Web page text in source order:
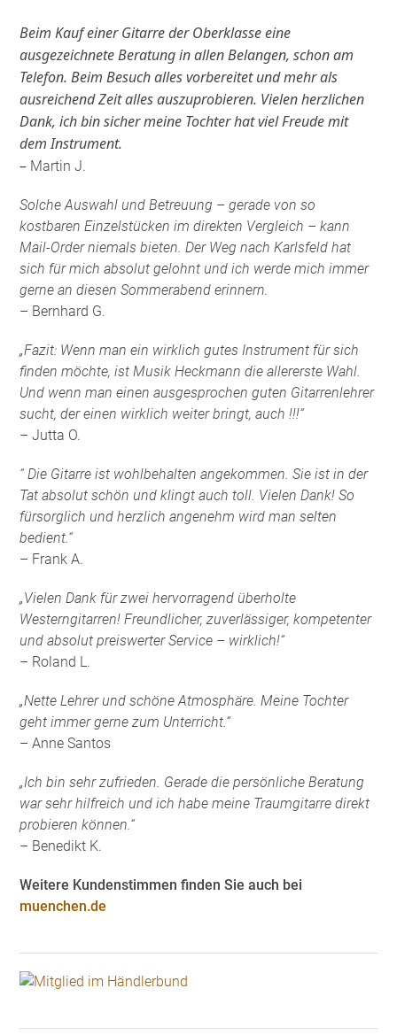
Beim Kauf einer Gitarre der Oberklasse eine
ausgezeichnete Beratung in allen Belangen, schon am
Telefon. Beim Besuch alles vorbereitet und mehr als
ausreichend Zeit alles auszuprobieren. Vielen herzlichen
Dank, ich bin sicher meine Tochter hat viel Freude mit
dem Instrument.
– Martin J.
Solche Auswahl und Betreuung – gerade von so
kostbaren Einzelstücken im direkten Vergleich – kann
Mail-Order niemals bieten. Der Weg nach Karlsfeld hat
sich für mich absolut gelohnt und ich werde mich immer
gerne an diesen Sommerabend erinnern.
– Bernhard G.
„Fazit: Wenn man ein wirklich gutes Instrument für sich
finden möchte, ist Musik Heckmann die allererste Wahl.
Und wenn man einen ausgesprochen guten Gitarrenlehrer
sucht, der einen wirklich weiter bringt, auch !!!“
– Jutta O.
“ Die Gitarre ist wohlbehalten angekommen. Sie ist in der
Tat absolut schön und klingt auch toll. Vielen Dank! So
fürsorglich und herzlich angenehm wird man selten
bedient.“
– Frank A.
„Vielen Dank für zwei hervorragend überholte
Westerngitarren! Freundlicher, zuverlässiger, kompetenter
und absolut preiswerter Service – wirklich!“
– Roland L.
„Nette Lehrer und schöne Atmosphäre. Meine Tochter
geht immer gerne zum Unterricht.“
– Anne Santos
„Ich bin sehr zufrieden. Gerade die persönliche Beratung
war sehr hilfreich und ich habe meine Traumgitarre direkt
probieren können.“
– Benedikt K.
Weitere Kundenstimmen finden Sie auch bei
muenchen.de